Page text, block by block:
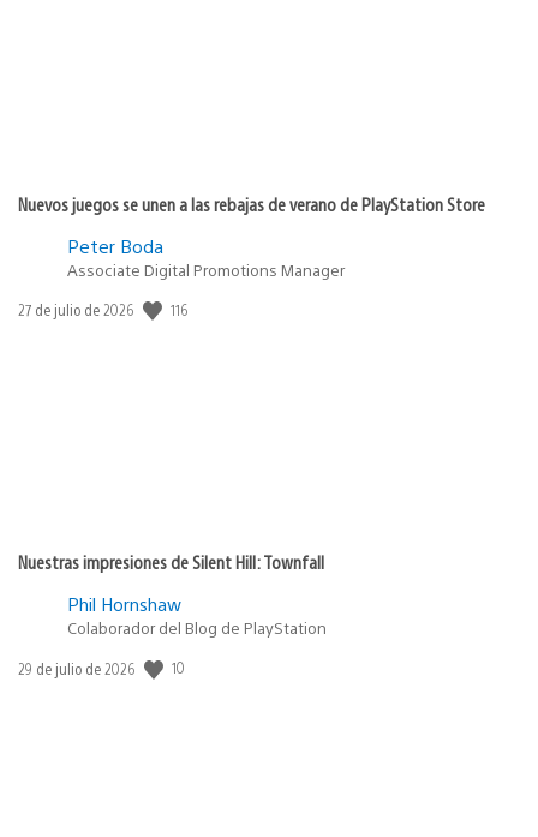
Nuevos juegos se unen a las rebajas de verano de PlayStation Store
Peter Boda
Associate Digital Promotions Manager
Fecha
27 de julio de 2026 116
Nuestras impresiones de Silent Hill: Townfall
Phil Hornshaw
Colaborador del Blog de PlayStation
Fecha
29 de julio de 2026 10